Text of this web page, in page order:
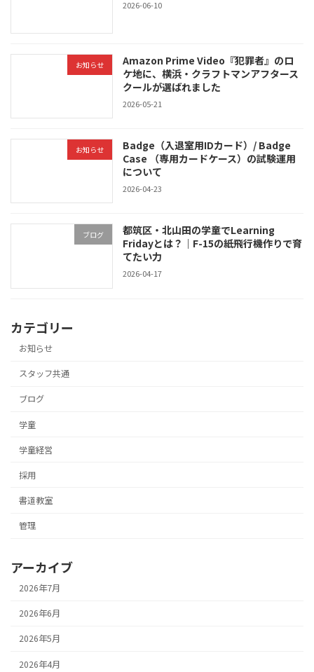
2026-06-10
お知らせ
Amazon Prime Video『犯罪者』のロ
ケ地に、横浜・クラフトマンアフタース
クールが選ばれました
2026-05-21
お知らせ
Badge（入退室用IDカード）/ Badge
Case （専用カードケース）の試験運用
について
2026-04-23
ブログ
都筑区・北山田の学童でLearning
Fridayとは？｜F-15の紙飛行機作りで育
てたい力
2026-04-17
カテゴリー
お知らせ
スタッフ共通
ブログ
学童
学童経営
採用
書道教室
管理
アーカイブ
2026年7月
2026年6月
2026年5月
2026年4月